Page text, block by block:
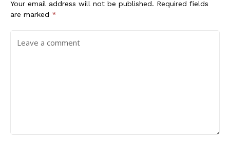
Your email address will not be published. Required fields
are marked *